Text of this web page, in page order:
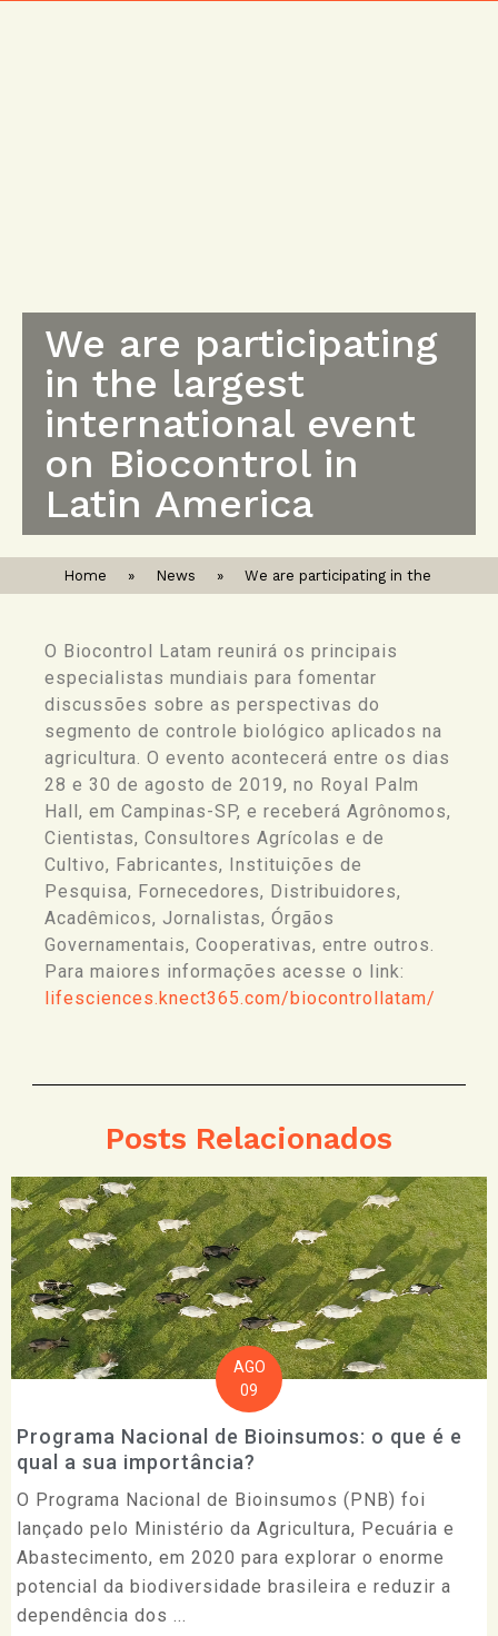
We are participating
in the largest
international event
on Biocontrol in
Latin America
Home » News » We are participating in the
O Biocontrol Latam reunirá os principais
especialistas mundiais para fomentar
discussões sobre as perspectivas do
segmento de controle biológico aplicados na
agricultura. O evento acontecerá entre os dias
28 e 30 de agosto de 2019, no Royal Palm
Hall, em Campinas-SP, e receberá Agrônomos,
Cientistas, Consultores Agrícolas e de
Cultivo, Fabricantes, Instituições de
Pesquisa, Fornecedores, Distribuidores,
Acadêmicos, Jornalistas, Órgãos
Governamentais, Cooperativas, entre outros.
Para maiores informações acesse o link:
lifesciences.knect365.com/biocontrollatam/
Posts Relacionados
AGO
09
Programa Nacional de Bioinsumos: o que é e
qual a sua importância?​
O Programa Nacional de Bioinsumos (PNB) foi
lançado pelo Ministério da Agricultura, Pecuária e
Abastecimento, em 2020 para explorar o enorme
potencial da biodiversidade brasileira e reduzir a
dependência dos ...